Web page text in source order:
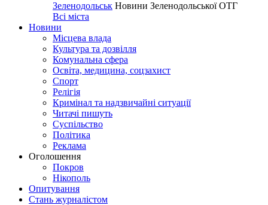
Зеленодольськ Новини Зеленодольської ОТГ
Всі міста
Новини
Місцева влада
Культура та дозвілля
Комунальна сфера
Освіта, медицина, соцзахист
Спорт
Релігія
Кримінал та надзвичайні ситуації
Читачі пишуть
Суспільство
Політика
Реклама
Оголошення
Покров
Нікополь
Опитування
Стань журналістом